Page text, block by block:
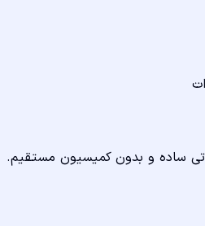
ساده و بدون کمیسیون مستقیم.